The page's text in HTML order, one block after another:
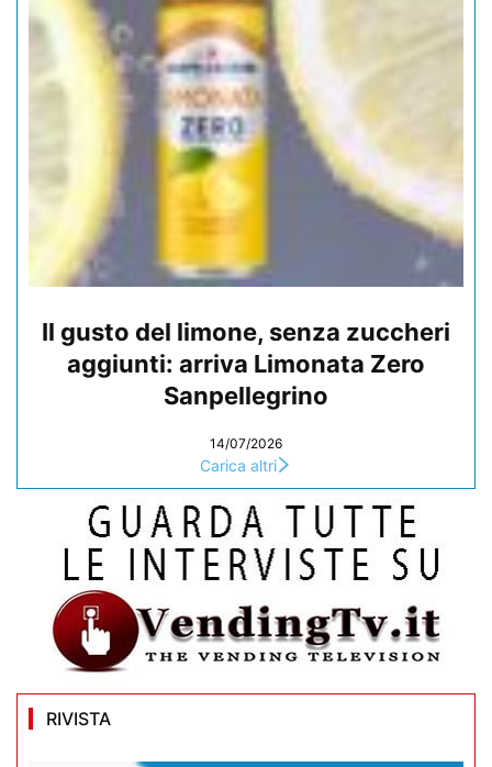
Il gusto del limone, senza zuccheri
aggiunti: arriva Limonata Zero
Sanpellegrino
14/07/2026
Carica altri
RIVISTA